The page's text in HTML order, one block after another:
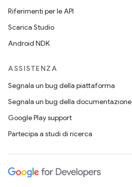
Riferimenti per le API
Scarica Studio
Android NDK
ASSISTENZA
Segnala un bug della piattaforma
Segnala un bug della documentazione
Google Play support
Partecipa a studi di ricerca